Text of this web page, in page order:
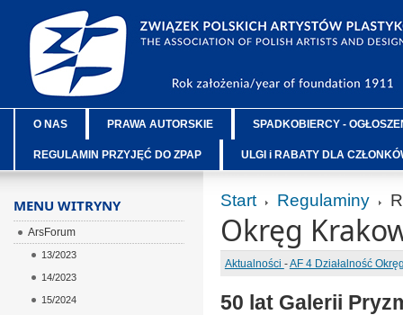
O NAS PRAWA AUTORSKIE SPADKOBIERCY -
REGULAMIN PRZYJĘĆ DO ZPAP ULGI i RABATY DLA
Start Regulaminy
Okręg
Aktualności -AF 4 Działalność
50 lat Galerii
MENU WITRYNY
ArsForum
13/2023
14/2023
15/2024